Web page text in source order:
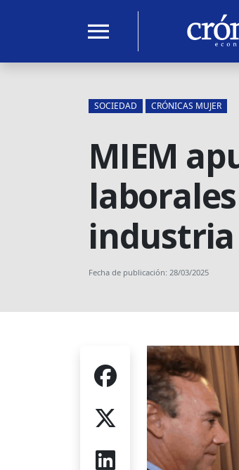
menu
SOCIEDAD CRÓNICAS MUJER
MIEM
industria
Fecha de publicación: 28/03/2025